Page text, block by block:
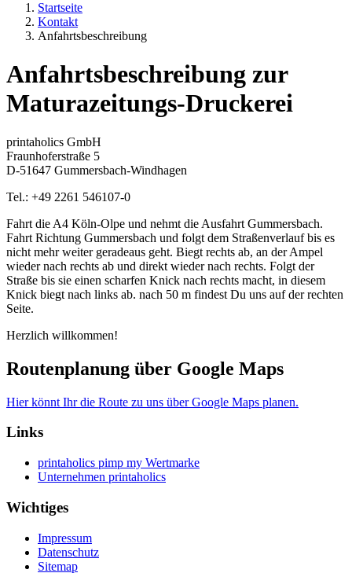
Startseite
Kontakt
Anfahrtsbeschreibung
Anfahrtsbeschreibung zur
Maturazeitungs-Druckerei
printaholics GmbH
Fraunhoferstraße 5
D-51647 Gummersbach-Windhagen
Tel.: +49 2261 546107-0
Fahrt die A4 Köln-Olpe und nehmt die Ausfahrt Gummersbach.
Fahrt Richtung Gummersbach und folgt dem Straßenverlauf bis es
nicht mehr weiter geradeaus geht. Biegt rechts ab, an der Ampel
wieder nach rechts ab und direkt wieder nach rechts. Folgt der
Straße bis sie einen scharfen Knick nach rechts macht, in diesem
Knick biegt nach links ab. nach 50 m findest Du uns auf der rechten
Seite.
Herzlich willkommen!
Routenplanung über Google Maps
Hier könnt Ihr die Route zu uns über Google Maps planen.
Links
printaholics pimp my Wertmarke
Unternehmen printaholics
Wichtiges
Impressum
Datenschutz
Sitemap